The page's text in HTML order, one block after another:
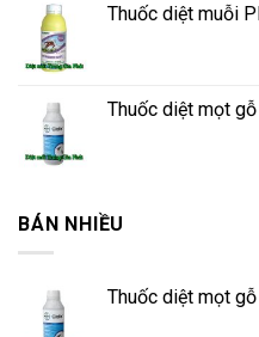
Thuốc diệt muỗi
Thuốc diệt mọt
BÁN NHIỀU
Thuốc diệt mọt